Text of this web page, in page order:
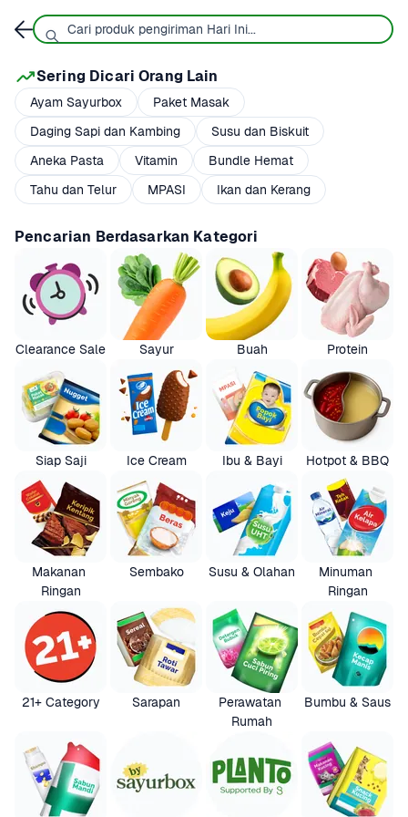
Sering Dicari Orang Lain
Ayam Sayurbox
Paket Masak
Daging Sapi dan Kambing
Susu dan Biskuit
Aneka Pasta
Vitamin
Bundle Hemat
Tahu dan Telur
MPASI Ikan dan Kerang
Pencarian Berdasarkan Kategori
Clearance Sale Sayur Buah Protein
Siap Saji Ice Cream Ibu & Bayi Hotpot & BBQ
Makanan
Ringan
Sembako Susu & Olahan
Minuman
Ringan
21+ Category Sarapan
Perawatan
Rumah
Bumbu & Saus